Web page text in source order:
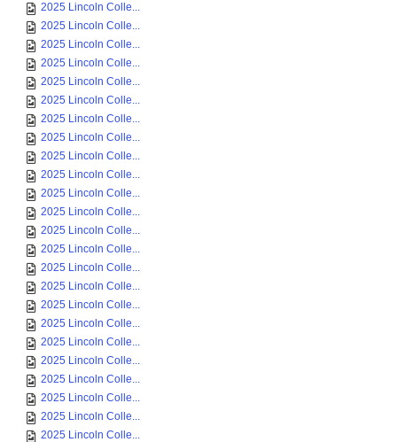
2025 Lincoln Colle...
2025 Lincoln Colle...
2025 Lincoln Colle...
2025 Lincoln Colle...
2025 Lincoln Colle...
2025 Lincoln Colle...
2025 Lincoln Colle...
2025 Lincoln Colle...
2025 Lincoln Colle...
2025 Lincoln Colle...
2025 Lincoln Colle...
2025 Lincoln Colle...
2025 Lincoln Colle...
2025 Lincoln Colle...
2025 Lincoln Colle...
2025 Lincoln Colle...
2025 Lincoln Colle...
2025 Lincoln Colle...
2025 Lincoln Colle...
2025 Lincoln Colle...
2025 Lincoln Colle...
2025 Lincoln Colle...
2025 Lincoln Colle...
2025 Lincoln Colle...